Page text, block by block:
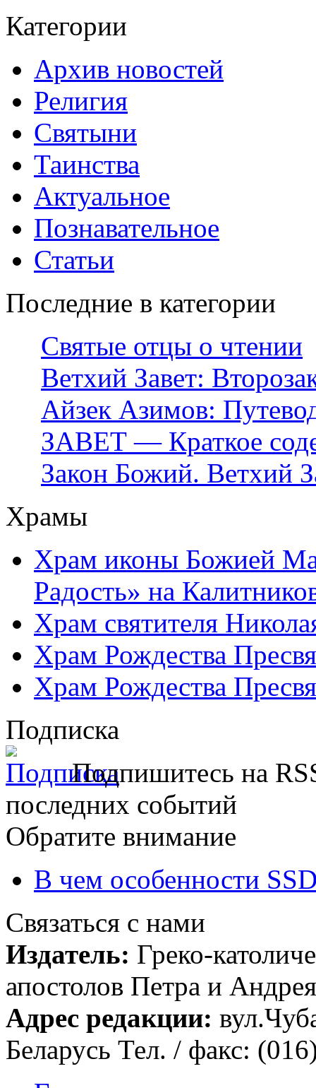
Категории
Архив новостей
Религия
Святыни
Таинства
Актуальное
Познавательное
Статьи
Последние в категории
Святые отцы о чтении
Ветхий Завет:
Айзек Азимов:
ЗАВЕТ — Краткое
Закон Божий. Ветхий
Храмы
Храм иконы Божией
Радость» на
Храм святителя
Храм Рождества
Храм Рождества
Подписка
Подпишитесь на
последних событий
Обратите внимание
В чем особенности
Связаться с нами
Издатель: Греко-
апостолов Петра и
Адрес редакции:
Беларусь Тел. / факс: